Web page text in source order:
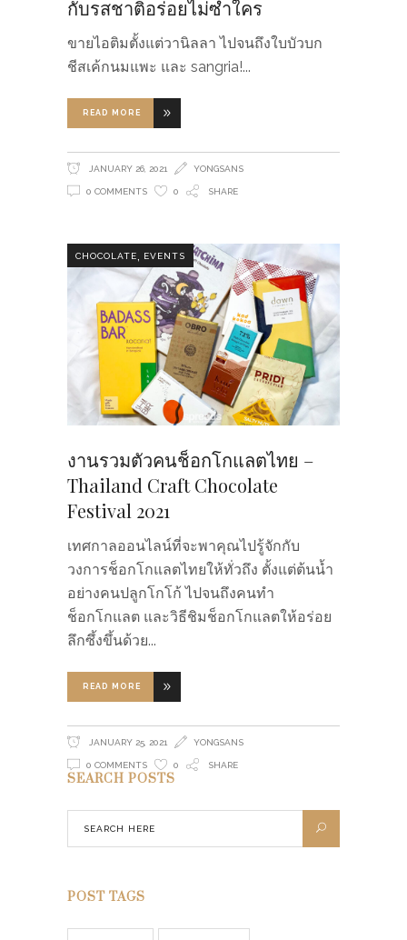
กับรสชาติอร่อยไม่ซ้ำใคร
ขายไอติมตั้งแต่วานิลลา ไปจนถึงใบบัวบก
ชีสเค้กนมแพะ และ sangria!
READ MORE
JANUARY 26, 2021 YONGSANS
0 COMMENTS 0 SHARE
CHOCOLATE, EVENTS
งานรวมตัวคนช็อกโกแลตไทย –
Thailand Craft Chocolate
Festival 2021
เทศกาลออนไลน์ที่จะพาคุณไปรู้จักกับ
วงการช็อกโกแลตไทยให้ทั่วถึง ตั้งแต่ต้นน้ำ
อย่างคนปลูกโกโก้ ไปจนถึงคนทำ
ช็อกโกแลต และวิธีชิมช็อกโกแลตให้อร่อย
ลึกซึ้งขึ้นด้วย
READ MORE
JANUARY 25, 2021 YONGSANS
0 COMMENTS 0 SHARE
SEARCH POSTS
POST TAGS